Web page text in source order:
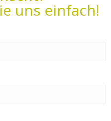
uns einfach!